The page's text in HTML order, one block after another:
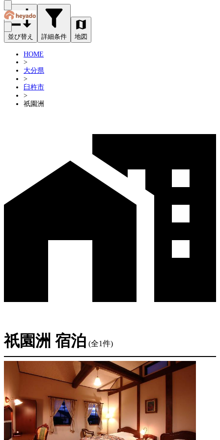
並び替え 詳細条件 地図
HOME
>
大分県
>
臼杵市
>
祇園洲
祇園洲 宿泊 (全1件)